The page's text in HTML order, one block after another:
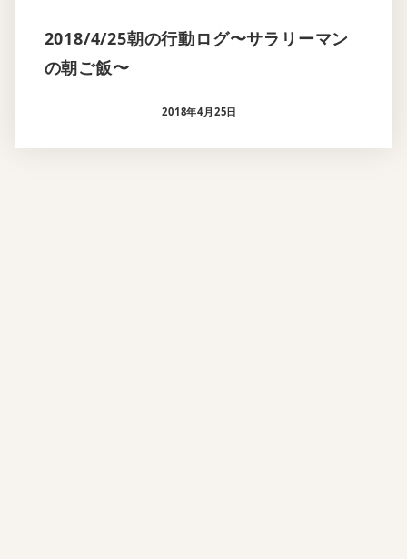
2018/4/25朝の行動ログ〜サラリーマン
の朝ご飯〜
2018年4月25日